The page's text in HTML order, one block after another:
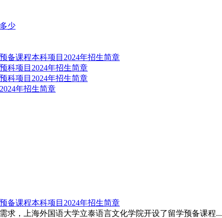
少
备课程本科项目2024年招生简章
科项目2024年招生简章
科项目2024年招生简章
年招生简章
备课程本科项目2024年招生简章
求，上海外国语大学立泰语言文化学院开设了留学预备课程...